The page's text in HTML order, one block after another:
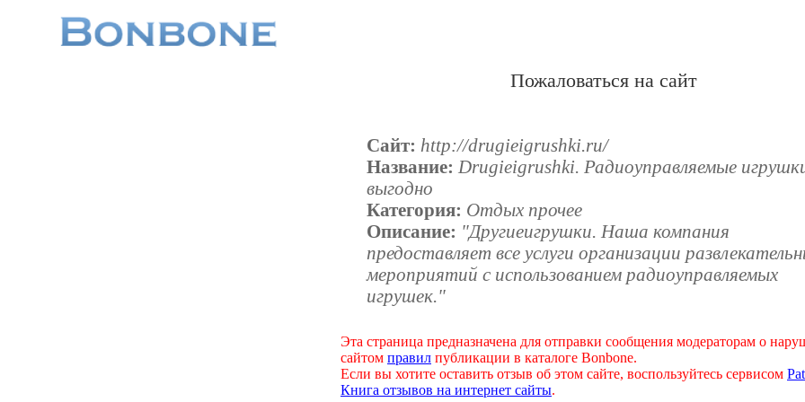
Пожаловаться на сайт
Сайт: http://drugieigrushki.ru/
Название: Drugieigrushki. Радиоуправляемые
выгодно
Категория: Отдых прочее
Описание: "Другиеигрушки. Наша компания
предоставляет все услуги организации
мероприятий с использованием радиоуправляемых
игрушек."
Эта страница предназначена для отправки сообщения модераторам о
сайтом правил публикации в каталоге Bonbone.
Если вы хотите оставить отзыв об этом сайте, воспользуйтесь сервисом
Книга отзывов на интернет сайты.